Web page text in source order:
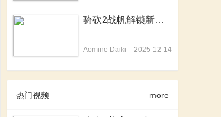
骑砍2战帆解锁新技能，隐身战场变杀神
Aomine Daiki 2025-12-14
热门视频 more